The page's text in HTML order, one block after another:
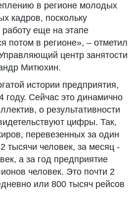
в регионе молодых
кадров, поскольку
еще на этапе
потом в регионе», – отметил
центр занятости
Митюхин.
истории предприятия,
году. Сейчас это динамично
о результативности
цифры. Так,
перевезенных за один
тысячи человек, за месяц -
а за год предприятие
человек. Это почти 2
или 800 тысяч рейсов